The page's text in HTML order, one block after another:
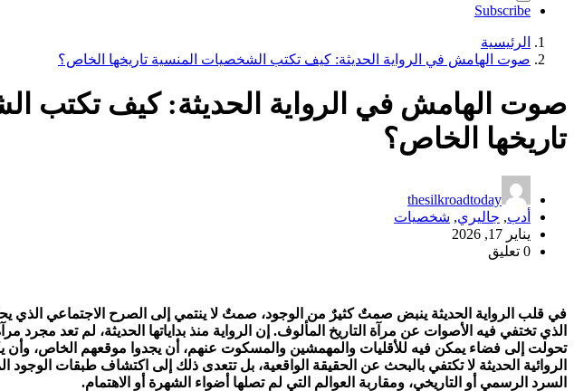
Subscribe
الرئيسية
صوت الهامش في الرواية الحديثة: كيف تكتب الشخصيات المنسية تاريخها الخاص؟
صوت الهامش في الرواية الحديثة: كيف تكتب
تاريخها الخاص؟
thesilkroadtoday
أدب, جاليري, شخصيات
يناير 17, 2026
0 تعليق
في قلب الرواية الحديثة ينبض صمتٌ كثيرٌ من الوجود، صمتٌ لا ينتمي إلى الصرح الاجتماعي الذي
الذي تختفي فيه الأصوات عن مرآة التاريخ المألوف. إن الرواية منذ بداياتها الحديثة، لم تعد مجرد
تحولت إلى فضاء يمكن فيه للأقليات والمهمشين والمسكوت عنهم، أن يجدوا موقعهم الخاص، وأن
الروائية الحديثة لا تكتفي بالبحث عن الحقيقة الواقعية، بل تتعدى ذلك إلى اكتشاف طبقات
السرد الرسمي أو التاريخي، ومقاربة العوالم التي لم تصلها أضواء الشهرة أو الاهتمام.